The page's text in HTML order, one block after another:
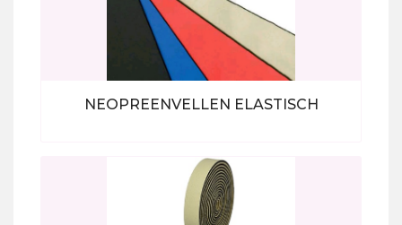
NEOPREENVELLEN ELASTISCH
Bekijk alle producten